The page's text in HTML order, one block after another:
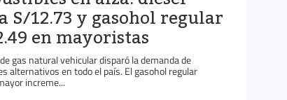
S/12.73 y gasohol regular
en mayoristas
gas natural vehicular disparó la demanda de
alternativos en todo el país. El gasohol regular
increme...